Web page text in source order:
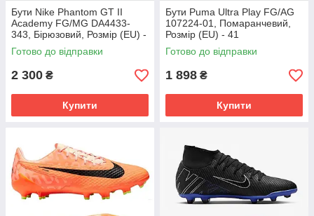
Бути Nike Phantom GT II
Academy FG/MG DA4433-
343, Бірюзовий, Розмір (EU) -
45.5
Готово до відправки
2 300 ₴
Купити
Бути Puma Ultra Play FG/AG
107224-01, Помаранчевий,
Розмір (EU) - 41
Готово до відправки
1 898 ₴
Купити